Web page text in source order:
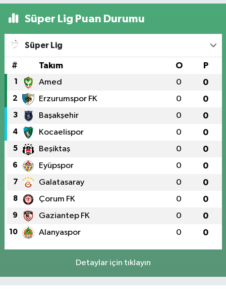
Süper Lig Puan Durumu
Süper Lig
# Takım O P
1 Amed 0 0
2 Erzurumspor FK 0 0
3 Başakşehir 0 0
4 Kocaelispor 0 0
5 Beşiktaş 0 0
6 Eyüpspor 0 0
7 Galatasaray 0 0
8 Çorum FK 0 0
9 Gaziantep FK 0 0
10 Alanyaspor 0 0
Detaylar için tıklayın